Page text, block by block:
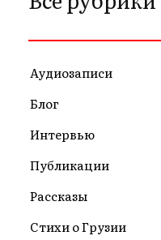
Аудиозаписи
Блог
Интервью
Публикации
Рассказы
Стихи о Грузии